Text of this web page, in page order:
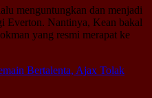
menguntungkan dan menjadi
Everton. Nantinya, Kean bakal
yang resmi merapat ke
Bertalenta, Ajax Tolak